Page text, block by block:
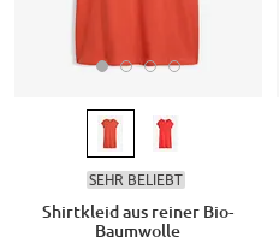
SEHR BELIEBT
Shirtkleid aus reiner Bio-
Baumwolle